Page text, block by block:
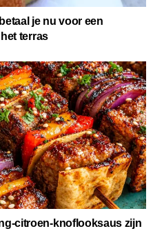
je nu voor een
terras
citroen-knoflooksaus zijn